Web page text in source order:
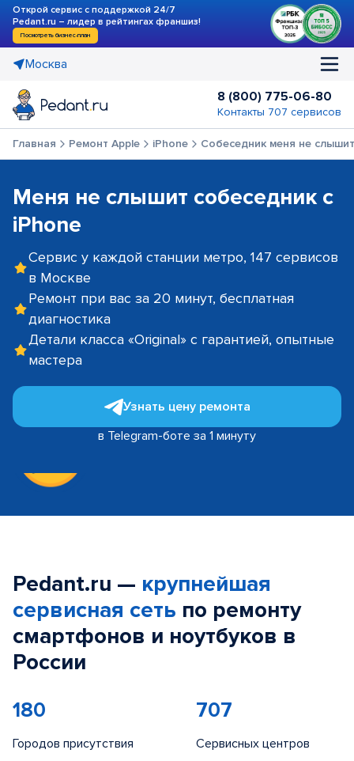
Открой сервис с поддержкой 24/7
Pedant.ru – лидер в рейтингах франшиз!
Посмотреть бизнес-план
Москва
8 (800) 775-06-80
Контакты 707 сервисов
Главная Ремонт Apple iPhone Собеседник меня не слышит
Меня не слышит собеседник с
iPhone
Сервис у каждой станции метро, 147 сервисов
в Москве
Ремонт при вас за 20 минут, бесплатная
диагностика
Детали класса «Original» с гарантией, опытные
мастера
Узнать цену ремонта
в Telegram-боте за 1 минуту
Pedant.ru — крупнейшая
сервисная сеть по ремонту
смартфонов и ноутбуков в
России
180
Городов присутствия
707
Сервисных центров